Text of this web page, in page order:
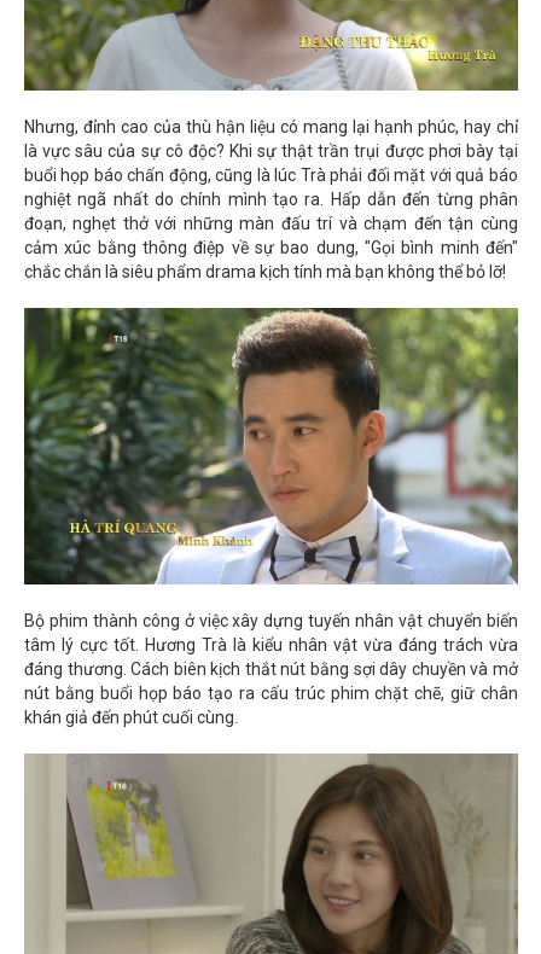
Nhưng, đỉnh cao của thù hận liệu có mang lại hạnh phúc, hay chỉ
là vực sâu của sự cô độc? Khi sự thật trần trụi được phơi bày tại
buổi họp báo chấn động, cũng là lúc Trà phải đối mặt với quả báo
nghiệt ngã nhất do chính mình tạo ra. Hấp dẫn đến từng phân
đoạn, nghẹt thở với những màn đấu trí và chạm đến tận cùng
cảm xúc bằng thông điệp về sự bao dung, "Gọi bình minh đến"
chắc chắn là siêu phẩm drama kịch tính mà bạn không thể bỏ lỡ!
Bộ phim thành công ở việc xây dựng tuyến nhân vật chuyển biến
tâm lý cực tốt. Hương Trà là kiểu nhân vật vừa đáng trách vừa
đáng thương. Cách biên kịch thắt nút bằng sợi dây chuyền và mở
nút bằng buổi họp báo tạo ra cấu trúc phim chặt chẽ, giữ chân
khán giả đến phút cuối cùng.